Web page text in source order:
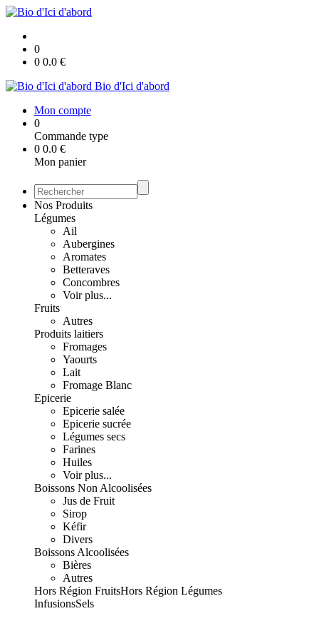
0
0 0.0 €
Bio d'Ici d'abord
Mon compte
0
Commande type
0 0.0 €
Mon panier
Nos Produits
Légumes
Ail
Aubergines
Aromates
Betteraves
Concombres
Voir plus...
Fruits
Autres
Produits laitiers
Fromages
Yaourts
Lait
Fromage Blanc
Epicerie
Epicerie salée
Epicerie sucrée
Légumes secs
Farines
Huiles
Voir plus...
Boissons Non Alcoolisées
Jus de Fruit
Sirop
Kéfir
Divers
Boissons Alcoolisées
Bières
Autres
Hors Région FruitsHors Région Légumes
InfusionsSels